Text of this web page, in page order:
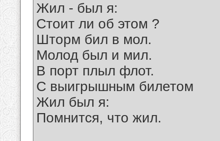
Жил - был я:
Стоит ли об этом ?
Шторм бил в мол.
Молод был и мил.
В порт плыл флот.
С выигрышным билетом
Жил был я:
Помнится, что жил.